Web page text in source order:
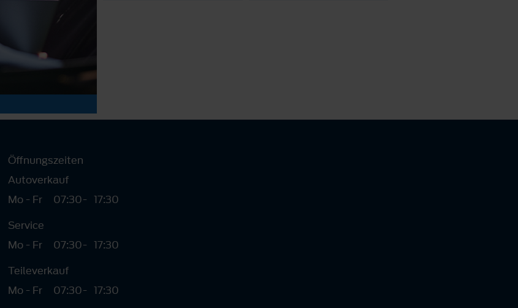
Öffnungszeiten
Autoverkauf
Mo - Fr
07:30- 17:30
Service
Mo - Fr
07:30- 17:30
Teileverkauf
Mo - Fr
07:30- 17:30